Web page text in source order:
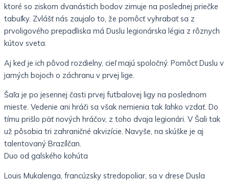
ktoré so ziskom dvanástich bodov zimuje na poslednej priečke
tabuľky. Zvlášť nás zaujalo to, že pomôcť vyhrabať sa z
prvoligového prepadliska má Duslu legionárska légia z rôznych
kútov sveta.
Aj keď je ich pôvod rozdielny, cieľ majú spoločný. Pomôcť Duslu v
jarných bojoch o záchranu v prvej lige.
Šaľa je po jesennej časti prvej futbalovej ligy na poslednom
mieste. Vedenie ani hráči sa však nemienia tak ľahko vzdať. Do
tímu prišlo päť nových hráčov, z toho dvaja legionári. V Šali tak
už pôsobia tri zahraničné akvizície. Navyše, na skúške je aj
talentovaný Brazílčan.
Duo od galského kohúta
Louis Mukalenga, francúzsky stredopoliar, sa v drese Dusla